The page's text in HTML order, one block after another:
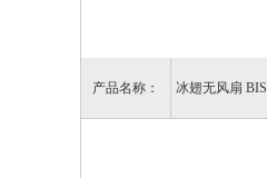
产品名称： 冰翅无风扇